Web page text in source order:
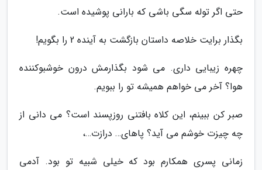
حتی اگر توله سگی باشی که بارانی پوشیده است.
بگذار برایت خلاصه داستان بازگشت به آینده 2 را بگویم!
چهره زیبایی داری. می شود بگذارمش درون خوشبوکننده
هوا؟ آخر می خواهم همیشه تو را ببویم.
صبر کن ببینم، این کلاه بافتنی روزپسند است؟ می دانی از
چه چیزت خوشم می آید؟ پاهای… درازت…،
زمانی پسری همکارم بود که خیلی شبیه تو بود. آدمی